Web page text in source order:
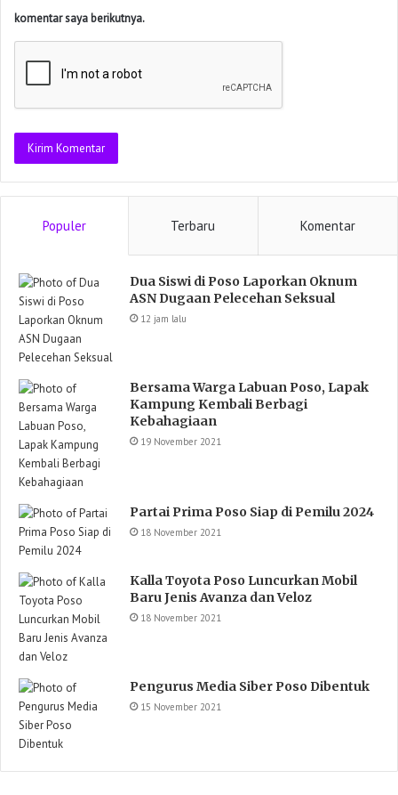
komentar saya berikutnya.
Populer Terbaru Komentar
Dua Siswi di Poso Laporkan Oknum
ASN Dugaan Pelecehan Seksual
12 jam lalu
Bersama Warga Labuan Poso, Lapak
Kampung Kembali Berbagi
Kebahagiaan
19 November 2021
Partai Prima Poso Siap di Pemilu 2024
18 November 2021
Kalla Toyota Poso Luncurkan Mobil
Baru Jenis Avanza dan Veloz
18 November 2021
Pengurus Media Siber Poso Dibentuk
15 November 2021